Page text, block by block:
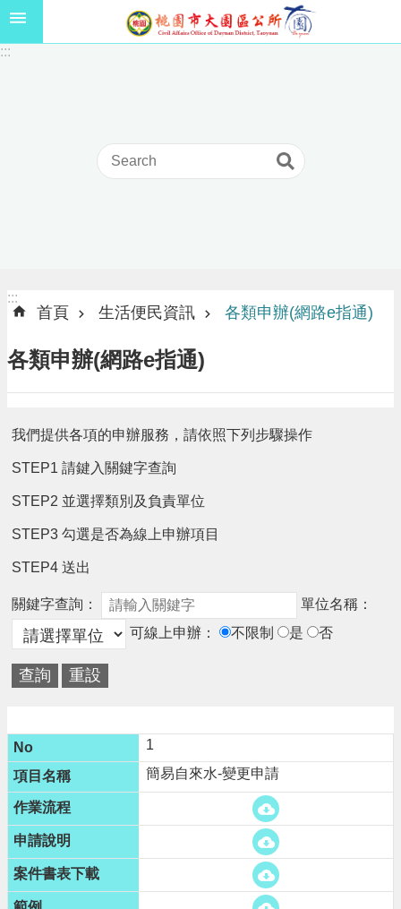
跳到主要內容區塊
1
獎
學
線
場
饋
金
療
健
費
線
申
市
民
卡
進
階
搜
尋
:::
:::
:::
首頁 生活便民資訊 各類申辦(網路e指通)
各類申辦(網路e指通)
我們提供各項的申辦服務，請依照下列步驟操作
STEP1 請鍵入關鍵字查詢
STEP2 並選擇類別及負責單位
STEP3 勾選是否為線上申辦項目
STEP4 送出
關鍵字查詢：
單位名稱：
可線上申辦：
不限制 是 否
1
簡易自來水-變更申請